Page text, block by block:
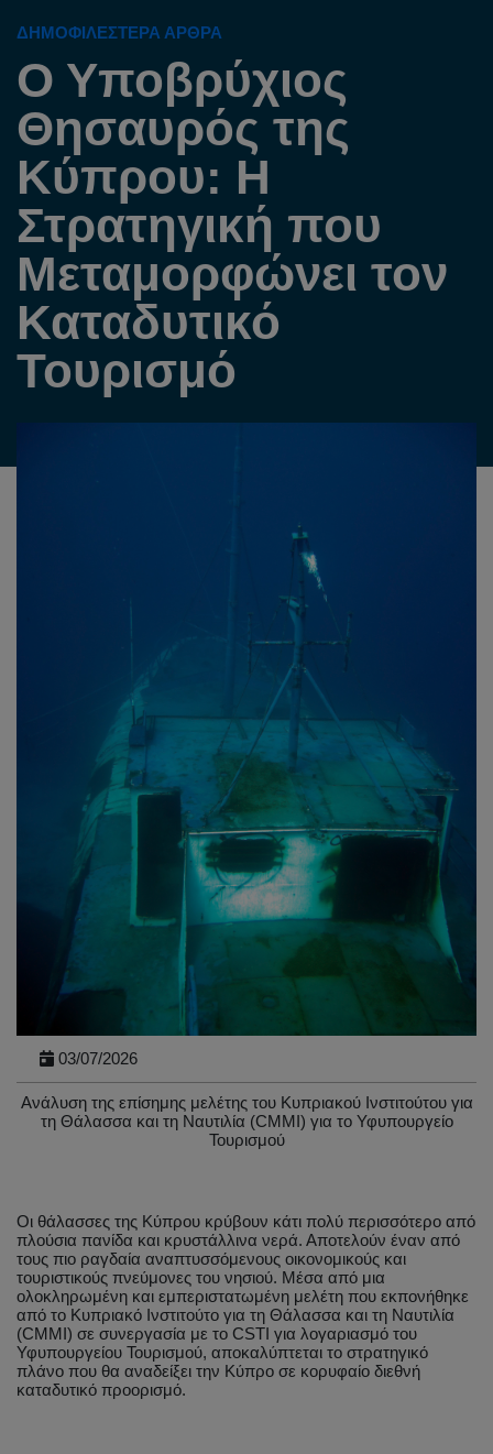
ΔΗΜΟΦΙΛΈΣΤΕΡΑ ΆΡΘΡΑ
Ο Υποβρύχιος
Θησαυρός της
Κύπρου: Η
Στρατηγική που
Μεταμορφώνει τον
Καταδυτικό
Τουρισμό
03/07/2026
Ανάλυση της επίσημης μελέτης του Κυπριακού Ινστιτούτου για
τη Θάλασσα και τη Ναυτιλία (CMMI) για το Υφυπουργείο
Τουρισμού
Οι θάλασσες της Κύπρου κρύβουν κάτι πολύ περισσότερο από
πλούσια πανίδα και κρυστάλλινα νερά. Αποτελούν έναν από
τους πιο ραγδαία αναπτυσσόμενους οικονομικούς και
τουριστικούς πνεύμονες του νησιού. Μέσα από μια
ολοκληρωμένη και εμπεριστατωμένη μελέτη που εκπονήθηκε
από το Κυπριακό Ινστιτούτο για τη Θάλασσα και τη Ναυτιλία
(CMMI) σε συνεργασία με το CSTI για λογαριασμό του
Υφυπουργείου Τουρισμού, αποκαλύπτεται το στρατηγικό
πλάνο που θα αναδείξει την Κύπρο σε κορυφαίο διεθνή
καταδυτικό προορισμό.